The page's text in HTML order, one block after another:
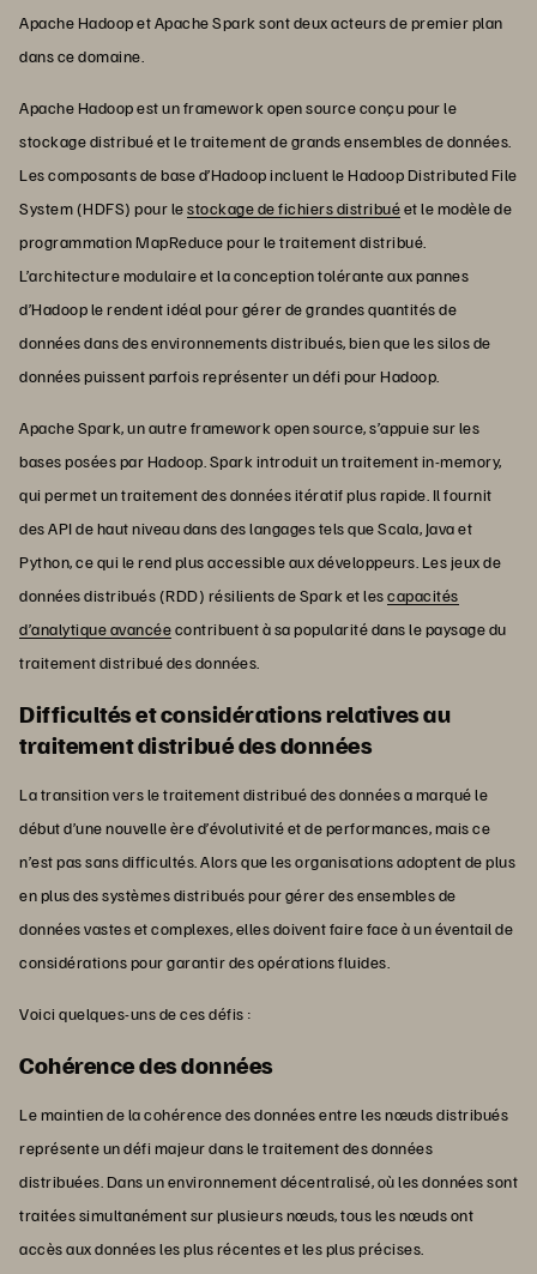
Apache Hadoop et Apache Spark sont deux acteurs de premier plan
dans ce domaine.
Apache Hadoop est un framework open source conçu pour le
stockage distribué et le traitement de grands ensembles de données.
Les composants de base d’Hadoop incluent le Hadoop Distributed File
System (HDFS) pour lestockage de fichiers distribuéet le modèle de
programmation MapReduce pour le traitement distribué.
L’architecture modulaire et la conception tolérante aux pannes
d’Hadoop le rendent idéal pour gérer de grandes quantités de
données dans des environnements distribués, bien que les silos de
données puissent parfois représenter un défi pour Hadoop.
Apache Spark, un autre framework open source, s’appuie sur les
bases posées par Hadoop. Spark introduit un traitement in-memory,
qui permet un traitement des données itératif plus rapide. Il fournit
des API de haut niveau dans des langages tels que Scala, Java et
Python, ce qui le rend plus accessible aux développeurs. Les jeux de
données distribués (RDD) résilients de Spark et lescapacités
d’analytique avancéecontribuent à sa popularité dans le paysage du
traitement distribué des données.
Difficultés et considérations relatives au
traitement distribué des données
La transition vers le traitement distribué des données a marqué le
début d’une nouvelle ère d’évolutivité et de performances, mais ce
n’est pas sans difficultés. Alors que les organisations adoptent de plus
en plus des systèmes distribués pour gérer des ensembles de
données vastes et complexes, elles doivent faire face à un éventail de
considérations pour garantir des opérations fluides.
Voici quelques-uns de ces défis :
Cohérence des données
Le maintien de la cohérence des données entre les nœuds distribués
représente un défi majeur dans le traitement des données
distribuées. Dans un environnement décentralisé, où les données sont
traitées simultanément sur plusieurs nœuds, tous les nœuds ont
accès aux données les plus récentes et les plus précises.